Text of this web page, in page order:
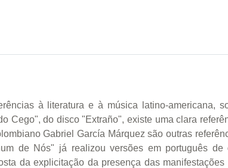
à literatura e à música latino-americana,
Cego", do disco "Extraño", existe uma clara
Gabriel García Márquez são outras
de Nós" já realizou versões em português de
da explicitação da presença das